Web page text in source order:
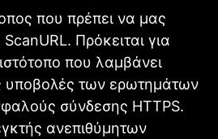
που πρέπει να μας
ScanURL. Πρόκειται για
που λαμβάνει
υποβολές των ερωτημάτων
σύνδεσης HTTPS.
ανεπιθύμητων